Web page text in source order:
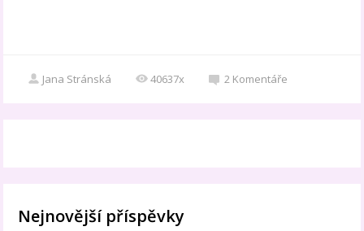
Jana Stránská 40637x 2 Komentáře
Nejnovější příspěvky